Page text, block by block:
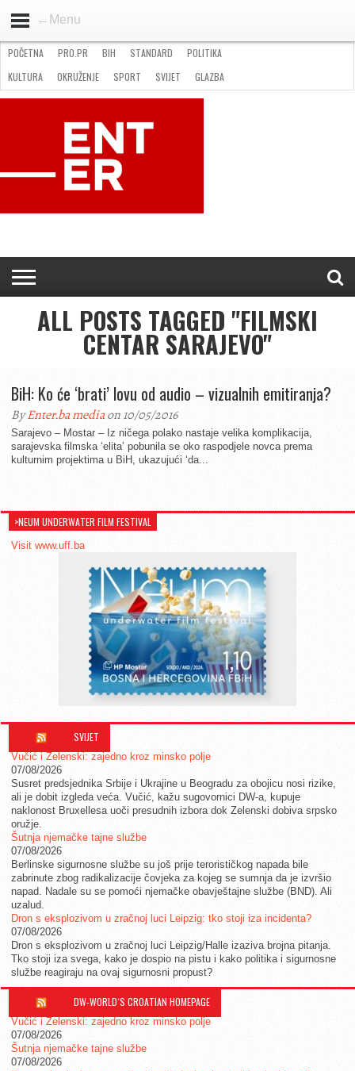
←Menu
STANDARD
GOSPODARSTVO
OKRUŽENJE
POČETNA PRO.PR BIH STANDARD
POLITIKA
KULTURA
OKRUŽENJE SPORT SVIJET
GLAZBA
NATJEČAJI
FILMING LOCATION IN BH KONTAKT
ALL POSTS TAGGED "FILMSKI
CENTAR SARAJEVO"
BiH: Ko će ‘brati’ lovu od audio – vizualnih emitiranja?
ByEnter.ba mediaon 10/05/2016
Sarajevo – Mostar – Iz ničega polako nastaje velika komplikacija,
sarajevska filmska ‘elita’ pobunila se oko raspodjele novca prema
kulturnim projektima u BiH, ukazujući ‘da...
>NEUM UNDERWATER FILM FESTIVAL
Visit www.uff.ba
SVIJET
Vučić i Zelenski: zajedno kroz minsko polje
07/08/2026
Susret predsjednika Srbije i Ukrajine u Beogradu za obojicu nosi rizike,
ali je dobit izgleda veća. Vučić, kažu sugovornici DW-a, kupuje
naklonost Bruxellesa uoči presudnih izbora dok Zelenski dobiva srpsko
oružje.
Šutnja njemačke tajne službe
07/08/2026
Berlinske sigurnosne službe su još prije terorističkog napada bile
zabrinute zbog radikalizacije čovjeka za kojeg se sumnja da je izvršio
napad. Nadale su se pomoći njemačke obavještajne službe (BND). Ali
uzalud.
Dron s eksplozivom u zračnoj luci Leipzig: tko stoji iza incidenta?
07/08/2026
Dron s eksplozivom u zračnoj luci Leipzig/Halle izaziva brojna pitanja.
Tko stoji iza svega, kako je dospio na pistu i kako politika i sigurnosne
službe reagiraju na ovaj sigurnosni propust?
DW-WORLD´S CROATIAN HOMEPAGE
Vučić i Zelenski: zajedno kroz minsko polje
07/08/2026
Šutnja njemačke tajne službe
07/08/2026